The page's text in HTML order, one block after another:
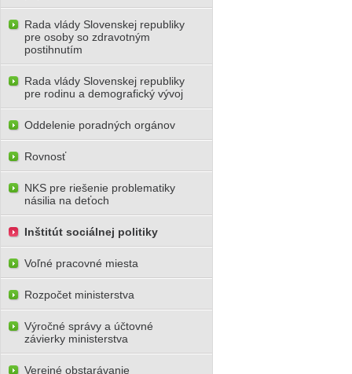
Rada vlády Slovenskej republiky
pre osoby so zdravotným
postihnutím
Rada vlády Slovenskej republiky
pre rodinu a demografický vývoj
Oddelenie poradných orgánov
Rovnosť
NKS pre riešenie problematiky
násilia na deťoch
Inštitút sociálnej politiky
Voľné pracovné miesta
Rozpočet ministerstva
Výročné správy a účtovné
závierky ministerstva
Verejné obstarávanie